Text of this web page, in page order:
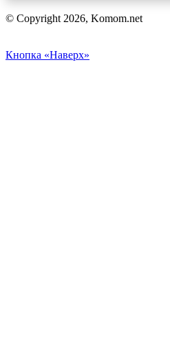
© Copyright 2026, Komom.net
Кнопка «Наверх»